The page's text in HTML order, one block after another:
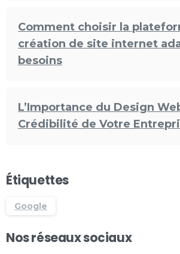
Comment choisir la
création de site internet
besoins
L’Importance du Design
Crédibilité de Votre
Étiquettes
Google
Nos réseaux sociaux